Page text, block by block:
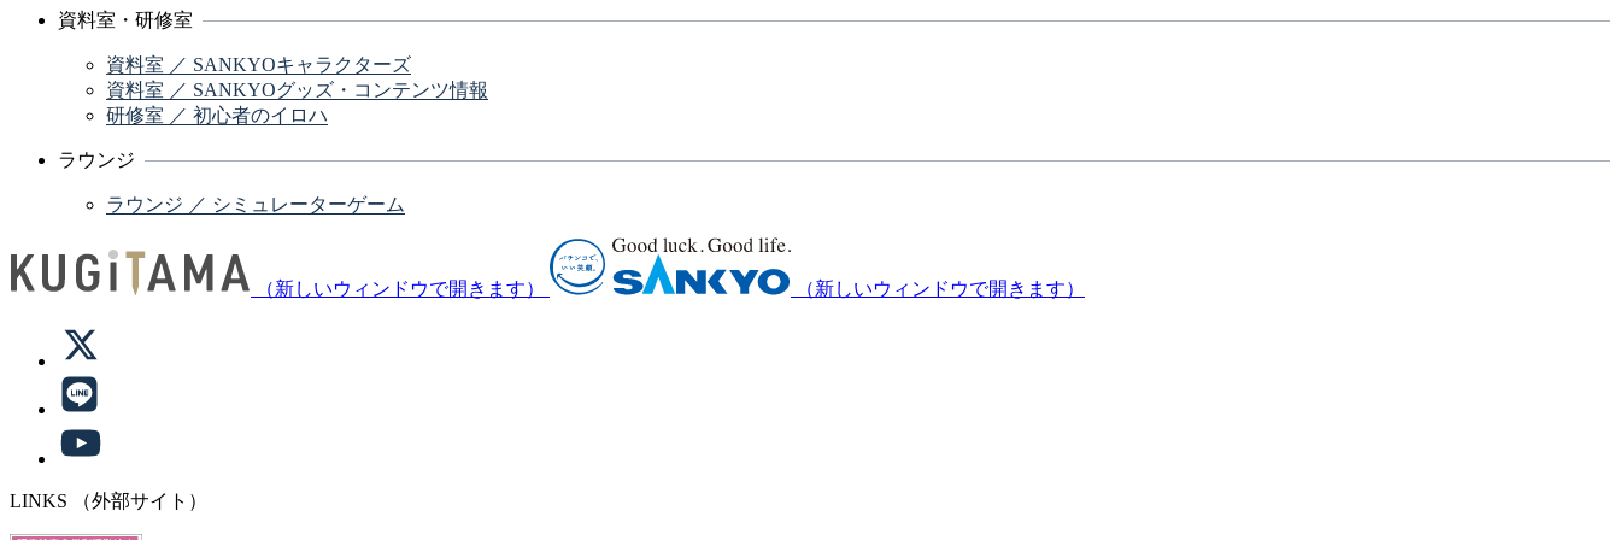
資料室・研修室
資料室 ／ SANKYOキャラクターズ
資料室 ／ SANKYOグッズ・コンテンツ情報
研修室 ／ 初心者のイロハ
ラウンジ
ラウンジ ／ シミュレーターゲーム
（新しいウィンドウで開きます） （新しいウィンドウで開きます）
LINKS （外部サイト）